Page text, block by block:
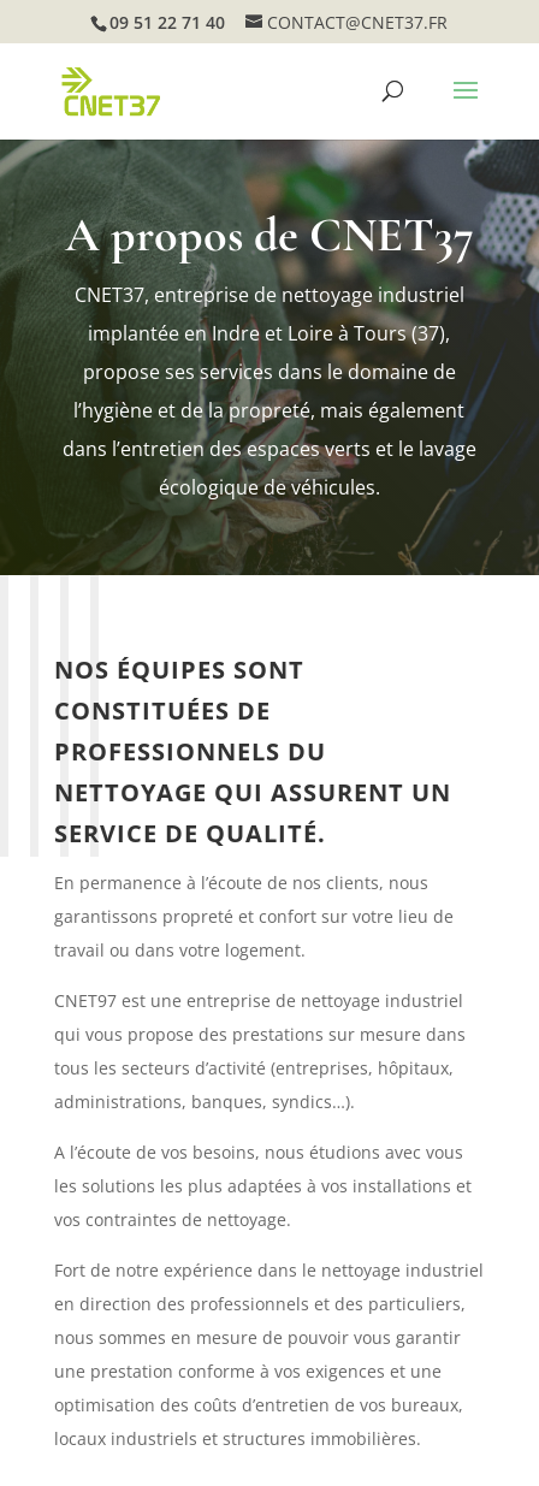
09 51 22 71 40 CONTACT@CNET37.FR
A propos de CNET37
CNET37, entreprise de nettoyage industriel
implantée en Indre et Loire à Tours (37),
propose ses services dans le domaine de
l’hygiène et de la propreté, mais également
dans l’entretien des espaces verts et le lavage
écologique de véhicules.
NOS ÉQUIPES SONT
CONSTITUÉES DE
PROFESSIONNELS DU
NETTOYAGE QUI ASSURENT UN
SERVICE DE QUALITÉ.
En permanence à l’écoute de nos clients, nous
garantissons propreté et confort sur votre lieu de
travail ou dans votre logement.
CNET97 est une entreprise de nettoyage industriel
qui vous propose des prestations sur mesure dans
tous les secteurs d’activité (entreprises, hôpitaux,
administrations, banques, syndics…).
A l’écoute de vos besoins, nous étudions avec vous
les solutions les plus adaptées à vos installations et
vos contraintes de nettoyage.
Fort de notre expérience dans le nettoyage industriel
en direction des professionnels et des particuliers,
nous sommes en mesure de pouvoir vous garantir
une prestation conforme à vos exigences et une
optimisation des coûts d’entretien de vos bureaux,
locaux industriels et structures immobilières.